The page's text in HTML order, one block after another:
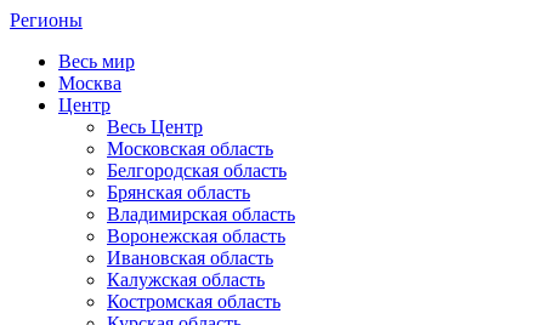
Регионы
Весь мир
Москва
Центр
Весь Центр
Московская область
Белгородская область
Брянская область
Владимирская область
Воронежская область
Ивановская область
Калужская область
Костромская область